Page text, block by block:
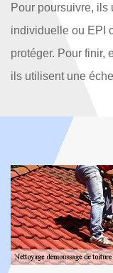
Pour poursuivre, ils
individuelle ou EPI
protéger. Pour finir,
ils utilisent une